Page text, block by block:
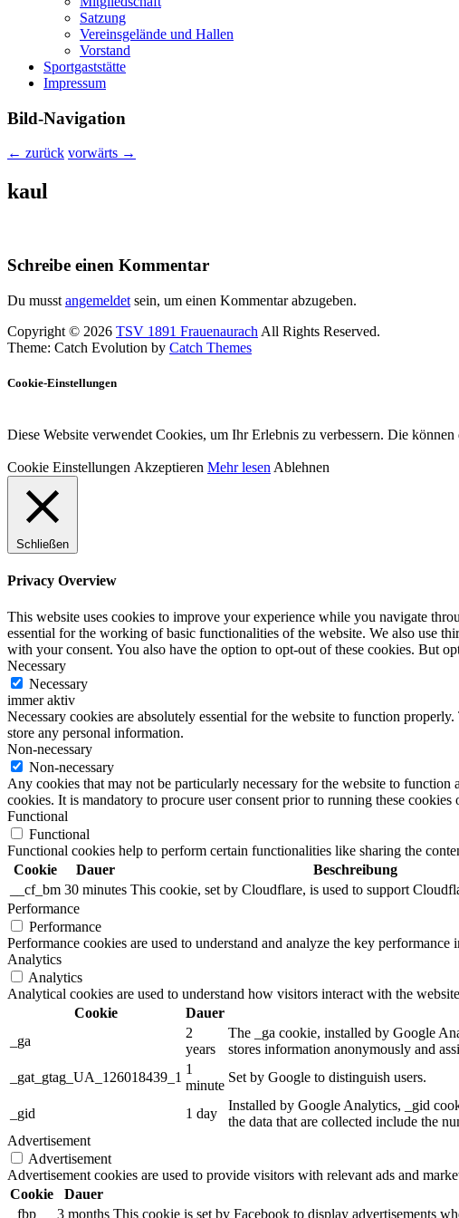
Satzung
Vereinsgelände und Hallen
Vorstand
Sportgaststätte
Impressum
Bild-Navigation
← zurück vorwärts →
kaul
Schreibe einen Kommentar
Du musst angemeldet sein, um einen Kommentar abzugeben.
Copyright © 2026 TSV 1891 Frauenaurach All Rights Reserved.
Theme: Catch Evolution by Catch Themes
Cookie-Einstellungen
Diese Website verwendet Cookies, um Ihr Erlebnis zu verbessern. Die
Cookie Einstellungen Akzeptieren Mehr lesen Ablehnen
Schließen
Privacy Overview
This website uses cookies to improve your experience while you navigate
essential for the working of basic functionalities of the website. We also use
with your consent. You also have the option to opt-out of these cookies. But
Necessary
Necessary
immer aktiv
Necessary cookies are absolutely essential for the website to function
store any personal information.
Non-necessary
Non-necessary
Any cookies that may not be particularly necessary for the website to function
cookies. It is mandatory to procure user consent prior to running these cookies
Functional
Functional
Functional cookies help to perform certain functionalities like sharing the
Cookie
Dauer
Beschreibung
__cf_bm 30 minutes This cookie, set by Cloudflare, is used to support
Performance
Performance
Performance cookies are used to understand and analyze the key
Analytics
Analytics
Analytical cookies are used to understand how visitors interact with the
Cookie
Dauer
_ga
2
years
The _ga cookie, installed by Google
stores information anonymously and
_gat_gtag_UA_126018439_1
1
minute
Set by Google to distinguish users.
_gid 1 day
Installed by Google Analytics, _gid
the data that are collected include the
Advertisement
Advertisement
Advertisement cookies are used to provide visitors with relevant ads and
Cookie
Dauer
_fbp
3 months This cookie is set by Facebook to display advertisements